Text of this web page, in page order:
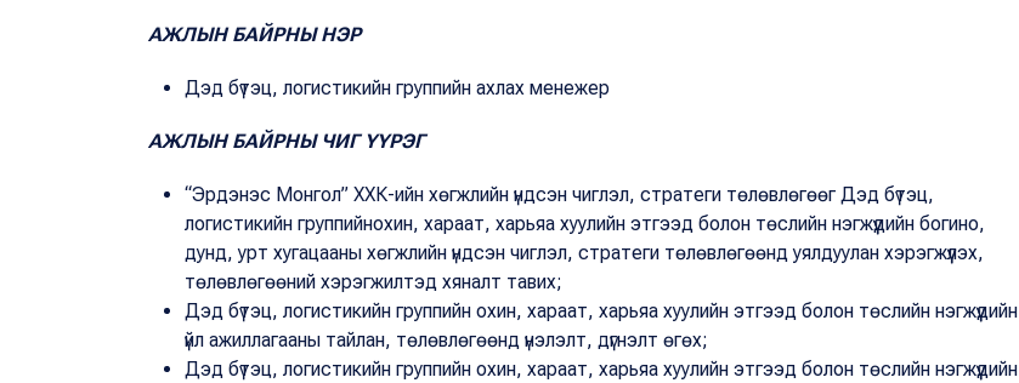
АЖЛЫН БАЙРНЫ НЭР
Дэд бүтэц, логистикийн группийн ахлах менежер
АЖЛЫН БАЙРНЫ ЧИГ ҮҮРЭГ
“Эрдэнэс Монгол” ХХК-ийн хөгжлийн үндсэн чиглэл, стратеги төлөвлөгөөг Дэд бүтэц,
логистикийн группийнохин, хараат, харьяа хуулийн этгээд болон төслийн нэгжүүдийн богино,
дунд, урт хугацааны хөгжлийн үндсэн чиглэл, стратеги төлөвлөгөөнд уялдуулан хэрэгжүүлэх,
төлөвлөгөөний хэрэгжилтэд хяналт тавих;
Дэд бүтэц, логистикийн группийн охин, хараат, харьяа хуулийн этгээд болон төслийн нэгжүүдийн
үйл ажиллагааны тайлан, төлөвлөгөөнд үнэлэлт, дүгнэлт өгөх;
Дэд бүтэц, логистикийн группийн охин, хараат, харьяа хуулийн этгээд болон төслийн нэгжүүдийн